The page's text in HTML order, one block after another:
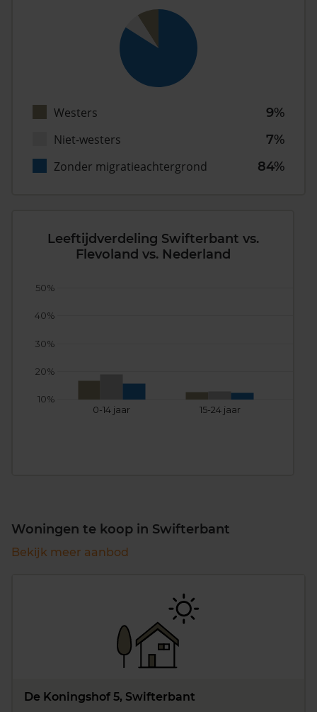
Westers
9%
Niet-westers
7%
Zonder migratieachtergrond
84%
Leeftijdverdeling Swifterbant vs.
Flevoland vs. Nederland
0-14 jaar 15-24 jaar
10%
20%
30%
40%
50%
Woningen te koop in Swifterbant
Bekijk meer aanbod
De Koningshof 5, Swifterbant